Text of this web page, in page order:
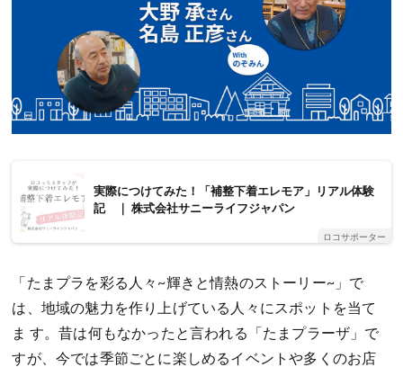
実際につけてみた！「補整下着エレモア」リアル体験
記 ｜ 株式会社サニーライフジャパン
ロコサポーター
「たまプラを彩る人々~輝きと情熱のストーリー~」で
は、地域の魅力を作り上げている人々にスポットを当て
ま す。昔は何もなかったと言われる「たまプラーザ」で
すが、今では季節ごとに楽しめるイベントや多くのお店